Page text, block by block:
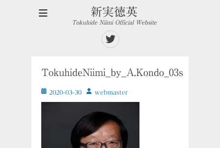
新実徳英
Tokuhide Niimi Official Website
Twitter
TokuhideNiimi_by_A.Kondo_03s
投
稿
2020-03-30
投
稿
ｗebmaster